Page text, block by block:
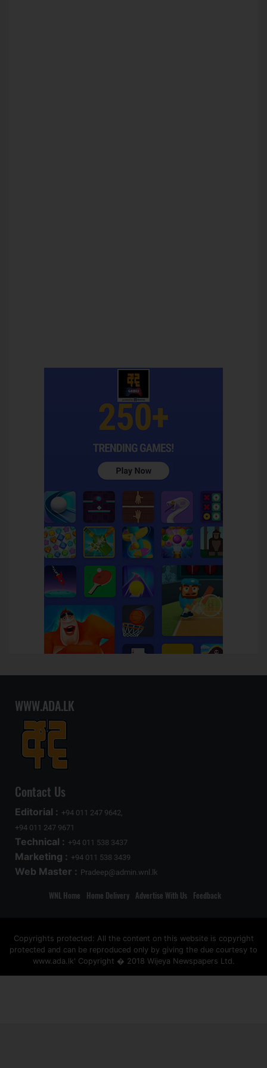
WWW.ADA.LK
Contact Us
Editorial : +94 011 247 9642,
+94 011 247 9671
Technical : +94 011 538 3437
Marketing : +94 011 538 3439
Web Master : Pradeep@admin.wnl.lk
WNL Home Home Delivery Advertise With Us Feedback
Copyrights protected: All the content on this website is copyright
protected and can be reproduced only by giving the due courtesy to
www.ada.lk' Copyright � 2018 Wijeya Newspapers Ltd.